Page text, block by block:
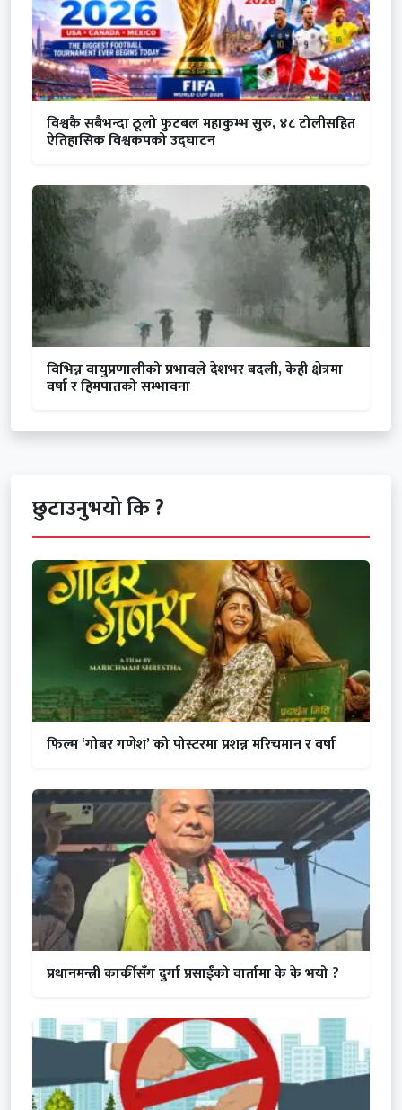
विश्वकै सबैभन्दा ठूलो फुटबल महाकुम्भ सुरु, ४८ टोलीसहित
ऐतिहासिक विश्वकपको उद्घाटन
विभिन्न वायुप्रणालीको प्रभावले देशभर बदली, केही क्षेत्रमा
वर्षा र हिमपातको सम्भावना
छुटाउनुभयो कि ?
फिल्म ‘गोबर गणेश’ को पोस्टरमा प्रशन्न मरिचमान र वर्षा
प्रधानमन्त्री कार्कीसँग दुर्गा प्रसाईंको वार्तामा के के भयो ?